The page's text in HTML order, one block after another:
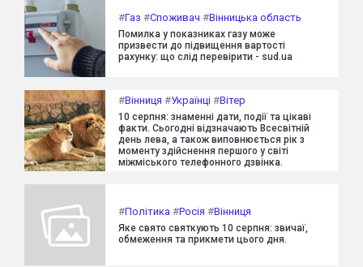
#Газ #Споживач #Вінницька область
Помилка у показниках газу може
призвести до підвищення вартості
рахунку: що слід перевірити - sud.ua
#Вінниця #Українці #Вітер
10 серпня: знаменні дати, події та цікаві
факти. Сьогодні відзначають Всесвітній
день лева, а також виповнюється рік з
моменту здійснення першого у світі
міжміського телефонного дзвінка.
#Політика #Росія #Вінниця
Яке свято святкують 10 серпня: звичаї,
обмеження та прикмети цього дня.